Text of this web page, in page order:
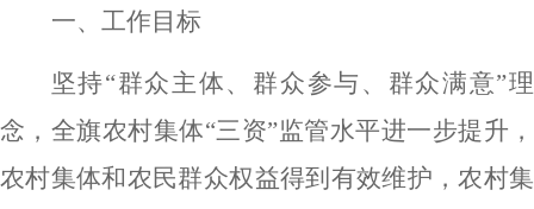
一、工作目标
坚持“群众主体、群众参与、群众满意”理
念，全旗农村集体“三资”监管水平进一步提升，
农村集体和农民群众权益得到有效维护，农村集